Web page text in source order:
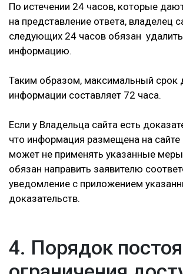
По истечении 24 часов, которые
на представление ответа, владелец
следующих 24 часов обязан
информацию.
Таким образом, максимальный срок
информации составляет 72 часа.
Если у Владельца сайта есть
что информация размещена на сайте
может не применять указанные
обязан направить заявителю
уведомление с приложением
доказательств.
4. Порядок